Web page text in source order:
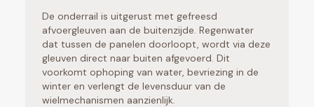
De onderrail is uitgerust met gefreesd
afvoergleuven aan de buitenzijde. Regenwater
dat tussen de panelen doorloopt, wordt via deze
gleuven direct naar buiten afgevoerd. Dit
voorkomt ophoping van water, bevriezing in de
winter en verlengt de levensduur van de
wielmechanismen aanzienlijk.